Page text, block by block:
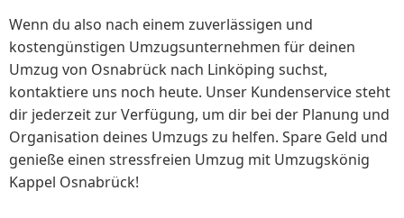
Wenn du also nach einem zuverlässigen und
kostengünstigen Umzugsunternehmen für deinen
Umzug von Osnabrück nach Linköping suchst,
kontaktiere uns noch heute. Unser Kundenservice steht
dir jederzeit zur Verfügung, um dir bei der Planung und
Organisation deines Umzugs zu helfen. Spare Geld und
genieße einen stressfreien Umzug mit Umzugskönig
Kappel Osnabrück!